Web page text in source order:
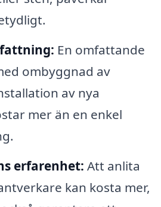
En omfattande
ombyggnad av
av nya
mer än en enkel
erfarenhet: Att anlita
kan kosta mer,